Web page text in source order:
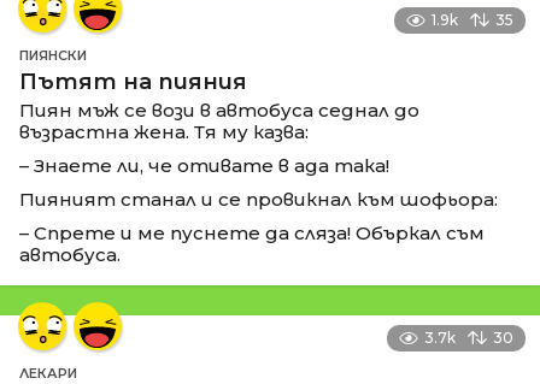
1.9k 35
ПИЯНСКИ
Пътят на пияния
Пиян мъж се вози в автобуса седнал до
възрастна жена. Тя му казва:
– Знаете ли, че отивате в ада така!
Пияният станал и се провикнал към шофьора:
– Спрете и ме пуснете да сляза! Объркал съм
автобуса.
3.7k 30
ЛЕКАРИ